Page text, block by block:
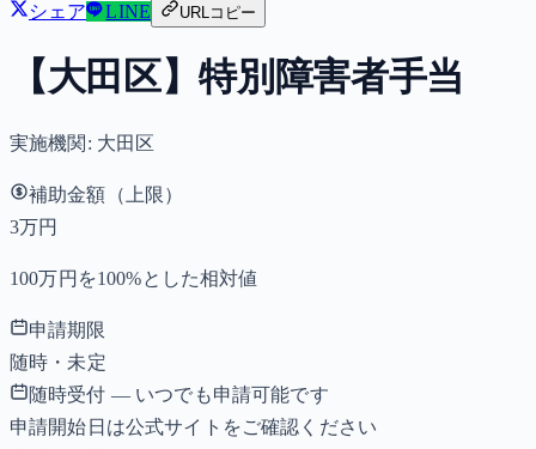
シェア
LINE URLコピー
【大田区】特別障害者手当
実施機関: 大田区
補助金額（上限）
3万円
100万円を100%とした相対値
申請期限
随時・未定
随時受付 — いつでも申請可能です
申請開始日は公式サイトをご確認ください